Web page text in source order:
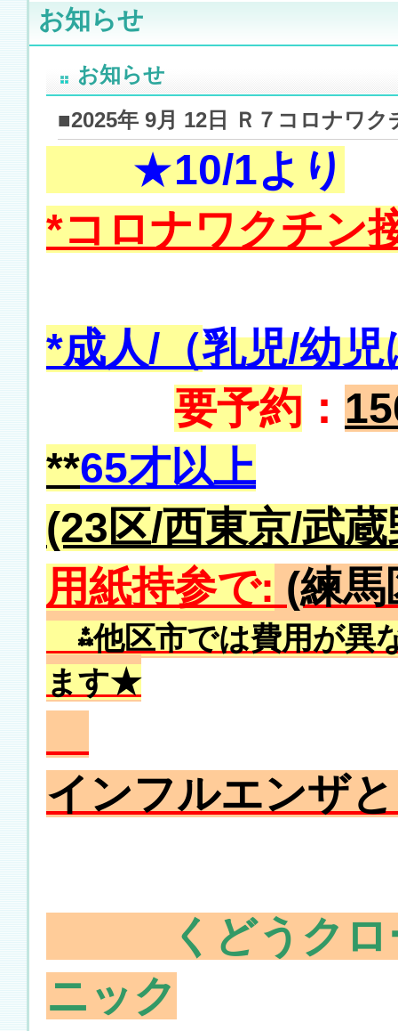
お知らせ
お知らせ
■2025年 9月 12日 Ｒ７コロナワク
★10/1より
*コロナワクチン
*成人/（乳児/幼児
要予約 ：
**65才以上
(23区/西東京/武
用紙持参で: (練
⁂他区市では費用が異
ます★
インフルエンザ
くどうク
ニック